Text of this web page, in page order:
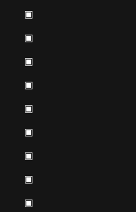
▣
▣
▣
▣
▣
▣
▣
▣
▣